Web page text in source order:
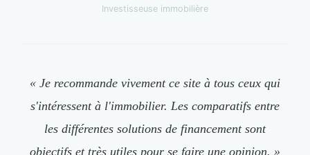
Investisseuse immobilière
« Je recommande vivement ce site à tous ceux qui
s'intéressent à l'immobilier. Les comparatifs entre
les différentes solutions de financement sont
objectifs et très utiles pour se faire une opinion. »